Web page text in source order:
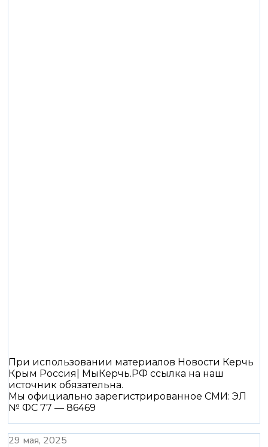
При использовании материалов Новости Керчь
Крым Россия| МыКерчь.РФ ссылка на наш
источник обязательна.
Мы официально зарегистрированное СМИ: ЭЛ
№ ФС 77 — 86469
29 мая, 2025